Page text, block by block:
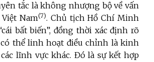
tắc là không nhượng bộ về vấn
Việt Nam(7). Chủ tịch Hồ Chí Minh
bất biến”, đồng thời xác định rõ
có thể linh hoạt điều chỉnh là kinh
lĩnh vực khác. Đó là sự kết hợp